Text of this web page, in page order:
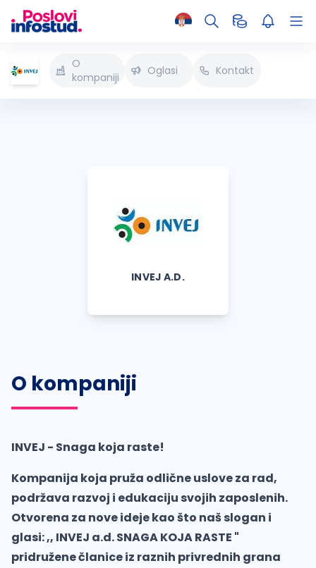
O
kompaniji
Oglasi Kontakt
INVEJ A.D.
O kompaniji
INVEJ - Snaga koja raste!
Kompanija koja pruža odlične uslove za rad,
podržava razvoj i edukaciju svojih zaposlenih.
Otvorena za nove ideje kao što naš slogan i
glasi: ,, INVEJ a.d. SNAGA KOJA RASTE "
pridružene članice iz raznih privrednih grana